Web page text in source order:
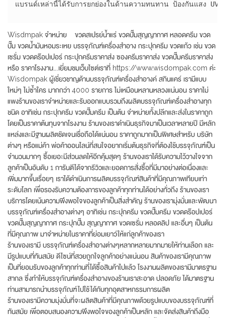
แบรนด์เหล่านี้ได้รับการยกย่องในด้านความทนทาน ป้องกันแสง UV
Wisdmpak จำหน่าย ขวดสเปรย์น้ำแร่ ขวดปั๊มสุญญากาศ หลอดครีม ขวด
ปั๊ม ขวดน้ำมันหอมระเหย บรรจุภัณฑ์เครื่องสำอาง กระปุกครีม ขวดแก้ว เช่น ขวด
เซรั่ม ขวดดร๊อปเปอร์ กระปุกครีมราคาส่ง ซองครีมราคาส่ง ขวดปั๊มครีมราคาส่ง
หรือ ราคาโรงงาน….เยี่ยมชมเว็บไซต์เราที่ https://www.wisdompak.com ค่ะ
Wisdompak ผู้เชี่ยวชาญด้านบรรจุภัณฑ์เครื่องสำอางค์ สกินแคร์ เรามีแบบ
ใหม่ๆ ไม่ซ้ำใคร มากกว่า 4000 รายการ ไม่เหมือนหลานหลวงแน่นอน ราคาไม่
แพงร้านของเราจำหน่ายและรับออกแบบรวมถึงผลิตบรรจุภัณฑ์เครื่องสำอางทุก
ชนิด อาทิเช่น กระปุกครีม ขวดปั๊มครีม เป็นต้น จำหน่ายทั้งปลีกและส่งในราคาถูก
โดยเป็นราคาต้นทุนจากโรงงาน ร้านของเราดำเนินธุรกิจมาเป็นเวลาหลายปี มีหลัก
แหล่งและมีฐานผลิตชัดเจนเชื่อถือได้แน่นอน ราคาถูกมากเป็นพิเศษสำหรับ บริษัท
ต่างๆ หรือแม่ค้า พ่อค้าออนไลน์ที่สนใจอยากเริ่มต้นธุรกิจที่ต้องใช้บรรจุภัณฑ์เป็น
จำนวนมากๆ ซื้อเยอะมีส่วนลดให้อีกคุ้มสุดๆ ร้านของเราได้รับความไว้วางใจจาก
ลูกค้าเป็นอันดับ 1 การันตีได้จากรีวิวและยอดการสั่งซื้อที่มีมาอย่างต่อเนื่องและ
เพิ่มมากขึ้นเรื่อยๆ เราได้ดำเนินการผลิตบรรจุภัณฑ์สินค้าที่มีคุณภาพเทียบเท่า
ระดับโลก เพื่อรองรับความต้องการของลูกค้าทุกท่านได้อย่างทั่วถึง ร้านของเรา
บริการโดยเน้นความพึงพอใจของลูกค้าเป็นสิ่งสำคัญ ร้านของเรามุ่งมั่นและพัฒนา
บรรจุภัณฑ์เครื่องสำอางต่างๆ อาทิเช่น กระปุกครีม ขวดปั๊มครีม ขวดดร๊อปเปอร์
ขวดปั๊มสุญญากาศ กระปุกปั๊ม สุญญากาศ ขวดเซรั่ม หลอดลิป และอื่นๆ เป็นต้น
ที่มีคุณภาพ มาจำหน่ายในราคาที่ย่อมเยาว์ให้แก่ลูกค้าของเรา
ร้านของเรามี บรรจุภัณฑ์เครื่องสำอางต่างๆหลากหลายมากมายให้ท่านเลือก และ
มีรูปแบบที่ทันสมัย ดีไซน์ที่สวยถูกใจลูกค้าอย่างแน่นอน สินค้าของเรามีคุณภาพ
เป็นที่ยอมรับของลูกค้าทุกท่านที่ได้ซื้อสินค้าไปแล้ว โรงงานผลิตของเรามีมาตรฐาน
สากล ซึ่งทำให้บรรจุภัณฑ์เครื่องสำอางของร้านเราสะอาด ปลอดภัย ได้มาตรฐาน
ท่านสามารถนำบรรจุภัณฑ์ไปใช้ได้กับทุกอุตสาหกรรมการผลิต
ร้านของเรามีความมุ่งมั่นที่จะผลิตสินค้าที่มีคุณภาพด้วยรูปแบบของบรรจุภัณฑ์ที่
ทันสมัย เพื่อตอบสนองความพึงพอใจของลูกค้าเป็นหลัก และจัดส่งสินค้าถึงมือ